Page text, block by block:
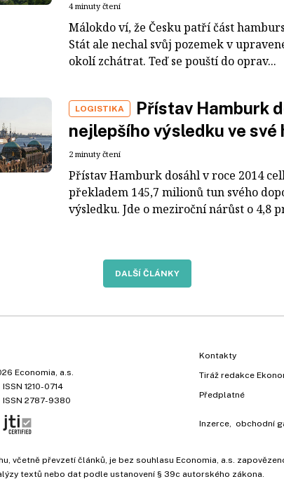
4 minuty čtení
Málokdo ví, že Česku patří část
Stát ale nechal svůj pozemek v
okolí zchátrat. Teď se pouští do oprav...
LOGISTIKA
Přístav Hamburk
nejlepšího výsledku ve
2 minuty čtení
Přístav Hamburk dosáhl v roce 2014
překladem 145,7 milionů tun svého
výsledku. Jde o meziroční nárůst o 4,8
DALŠÍ ČLÁNKY
Economia, a.s.
ISSN 1210-0714
ISSN 2787-9380
Kontakty
Tiráž redakce
Předplatné
Inzerce , obchodní
včetně převzetí článků, je bez souhlasu Economia, a.s.
textů nebo dat podle ustanovení § 39c autorského zákona.